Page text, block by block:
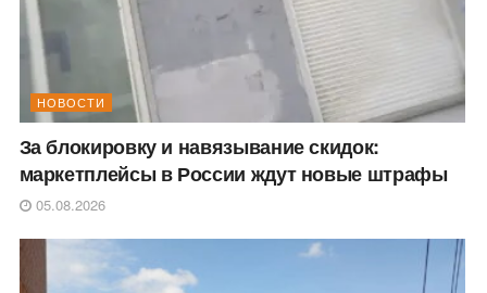
НОВОСТИ
За блокировку и навязывание скидок:
маркетплейсы в России ждут новые штрафы
05.08.2026